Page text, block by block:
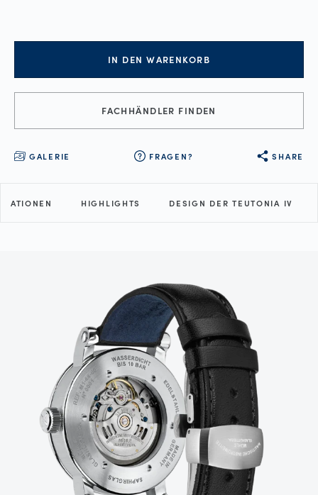
IN DEN WARENKORB
FACHHÄNDLER FINDEN
GALERIE FRAGEN? SHARE
HIGHLIGHTS DESIGN DER TEUTONIA IV